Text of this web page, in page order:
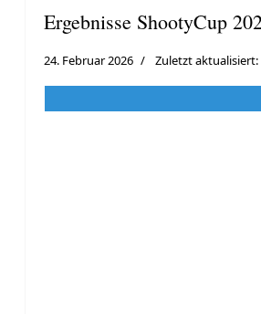
Ergebnisse ShootyCup
24. Februar 2026 Zuletzt aktualisiert: